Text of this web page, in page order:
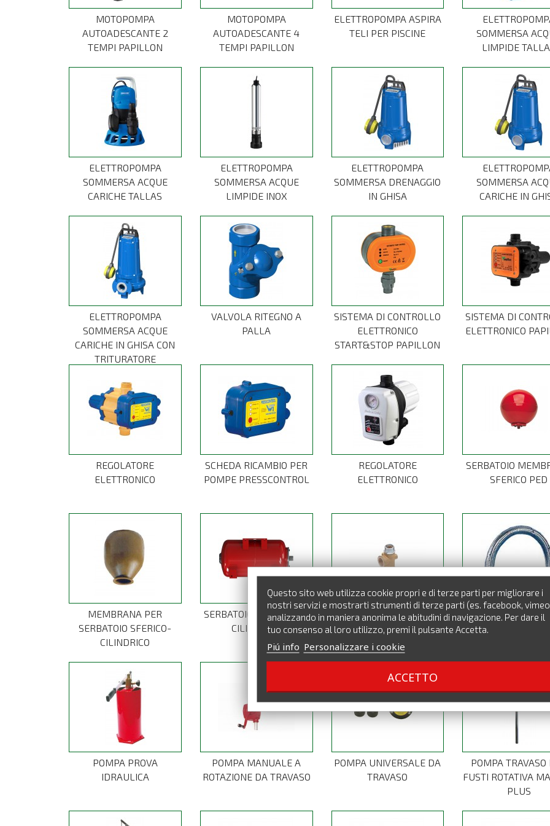
MOTOPOMPA
AUTOADESCANTE 2
TEMPI PAPILLON
MOTOPOMPA
AUTOADESCANTE 4
TEMPI PAPILLON
ELETTROPOMPA ASPIRA
TELI PER PISCINE
SOMMERSA
LIMPIDE
ELETTROPOMPA
SOMMERSA ACQUE
CARICHE TALLAS
ELETTROPOMPA
SOMMERSA ACQUE
LIMPIDE INOX
ELETTROPOMPA
SOMMERSA DRENAGGIO
IN GHISA
SOMMERSA
CARICHE IN
ELETTROPOMPA
SOMMERSA ACQUE
CARICHE IN GHISA CON
TRITURATORE
VALVOLA RITEGNO A
PALLA
SISTEMA DI CONTROLLO
ELETTRONICO
START&STOP PAPILLON
SISTEMA DI
ELETTRONICO
REGOLATORE
ELETTRONICO
SCHEDA RICAMBIO PER
POMPE PRESSCONTROL
REGOLATORE
ELETTRONICO
SERBATOIO
SFERICO PED
MEMBRANA PER
SERBATOIO SFERICO-
CILINDRICO
SERBATOIO MEMBRANA
CILINDRICO
CROCIERA A 5 VIE
FLESSIBILE
POMPA PROVA
IDRAULICA
POMPA MANUALE A
ROTAZIONE DA TRAVASO
POMPA UNIVERSALE DA
TRAVASO
POMPA TRAVASO
FUSTI ROTATIVA
PLUS
Questo sito web utilizza cookie propri e di terze parti per migliorare i
nostri servizi e mostrarti strumenti di terze parti (es. facebook,
analizzando in maniera anonima le abitudini di navigazione. Per dare il
tuo consenso al loro utilizzo, premi il pulsante Accetta.
Piú info Personalizzare i cookie
ACCETTO